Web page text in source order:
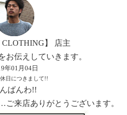
CLOTHING】 店主
お伝えしていきます。
年01月04日
日につきまして!!
ばんわ!!
来店ありがとうございます。